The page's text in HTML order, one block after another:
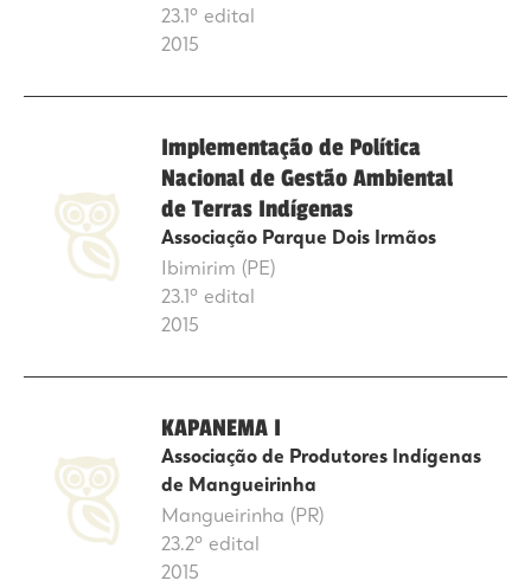
23.1º edital
2015
Implementação de Política
Nacional de Gestão Ambiental
de Terras Indígenas
Associação Parque Dois Irmãos
Ibimirim (PE)
23.1º edital
2015
KAPANEMA I
Associação de Produtores Indígenas
de Mangueirinha
Mangueirinha (PR)
23.2º edital
2015